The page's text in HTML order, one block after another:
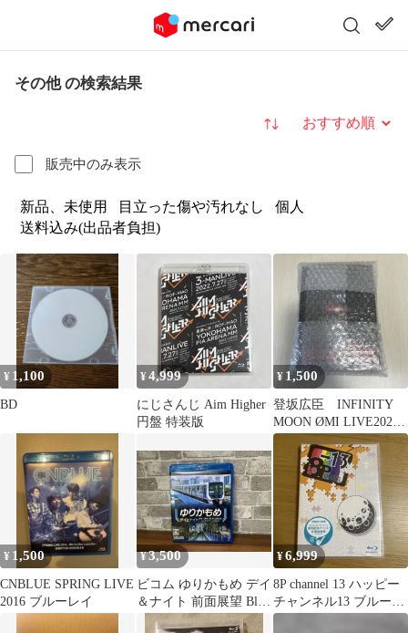
その他 の検索結果
販売中のみ表示
並び替え
新品、未使用 目立った傷や汚れなし
個人
送料込み(出品者負担)
¥ 1,100
BD
¥4,999
にじさんじ Aim Higher
円盤 特装版
¥ 1,500
登坂広臣 INFINITY
MOON ØMI LIVE2026
Blu-ray
¥ 1,500
CNBLUE SPRING LIVE
2016 ブルーレイ
¥3,500
ビコム ゆりかもめ デイ
＆ナイト 前面展望 Blu-
ray 鉄道 ブルーレイ
¥6,999
8P channel 13 ハッピー
チャンネル13 ブルーレ
イ